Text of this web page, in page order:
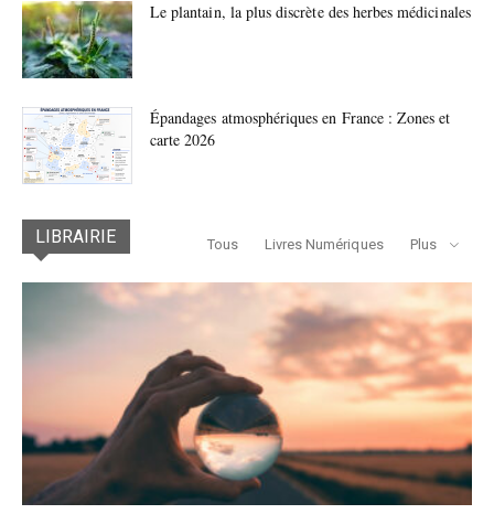
Le plantain, la plus discrète des herbes médicinales
Épandages atmosphériques en France : Zones et
carte 2026
LIBRAIRIE Tous Livres Numériques Plus